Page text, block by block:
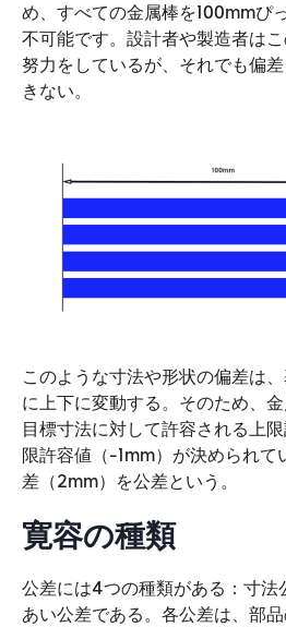
め、すべての金属棒を100mmぴ
不可能です。設計者や製造者は
努力をしているが、それでも偏
きない。
このような寸法や形状の偏差は
に上下に変動する。そのため、金
目標寸法に対して許容される上
限許容値（-1mm）が決められ
差（2mm）を公差という。
寛容の種類
公差には4つの種類がある：寸法
あい公差である。各公差は、部